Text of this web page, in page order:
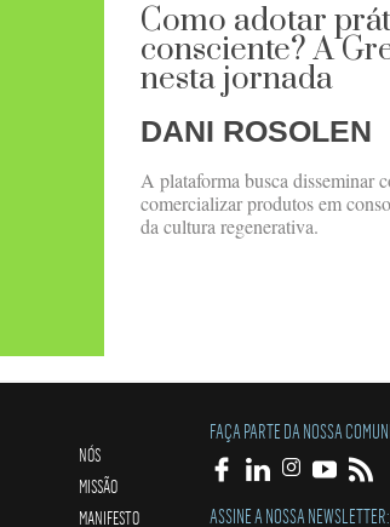
Como adotar
consciente? A
nesta jornada
DANI ROSOLEN
A plataforma busca disseminar
comercializar produtos em
da cultura regenerativa.
NÓS
MISSÃO
MANIFESTO
FAÇA PARTE DA NOSSA
ASSINE A NOSSA NEWSLETTER: